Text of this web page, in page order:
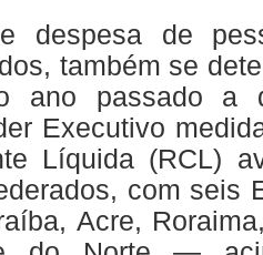
despesa de
também se
ano passado a
Executivo
Líquida (RCL)
com seis
Acre,